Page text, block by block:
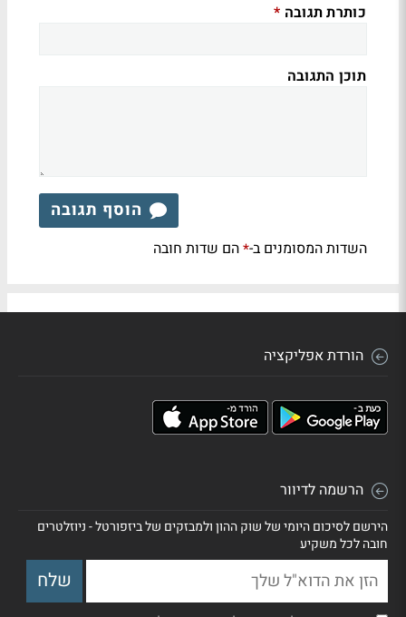
כותרת תגובה *
תוכן התגובה
הוסף תגובה
השדות המסומנים ב-*הם שדות חובה
הורדת אפליקציה
הרשמה לדיוור
הירשם לסיכום היומי של שוק ההון ולמבזקים של ביזפורטל - ניוזלטרים
חובה לכל משקיע